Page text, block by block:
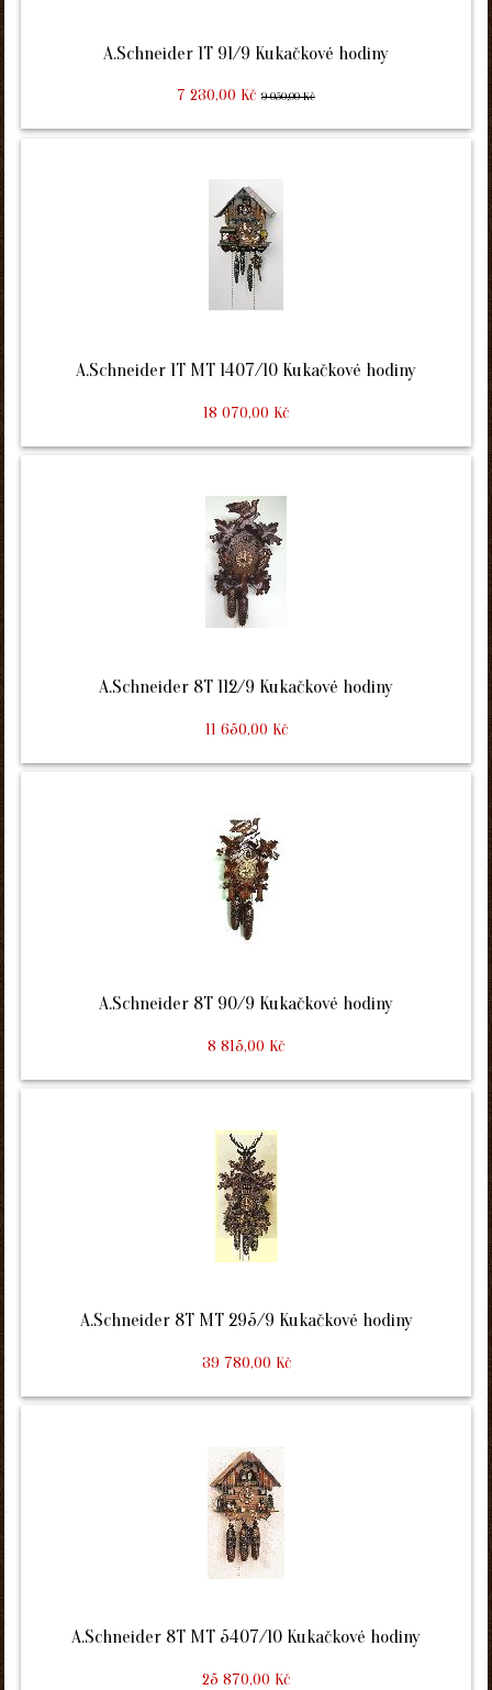
A.Schneider 1T 91/9 Kukačkové hodiny
7 230,00 Kč 9 050,00 Kč
A.Schneider 1T MT 1407/10 Kukačkové hodiny
18 070,00 Kč
A.Schneider 8T 112/9 Kukačkové hodiny
11 650,00 Kč
A.Schneider 8T 90/9 Kukačkové hodiny
8 815,00 Kč
A.Schneider 8T MT 295/9 Kukačkové hodiny
39 780,00 Kč
A.Schneider 8T MT 5407/10 Kukačkové hodiny
25 870,00 Kč